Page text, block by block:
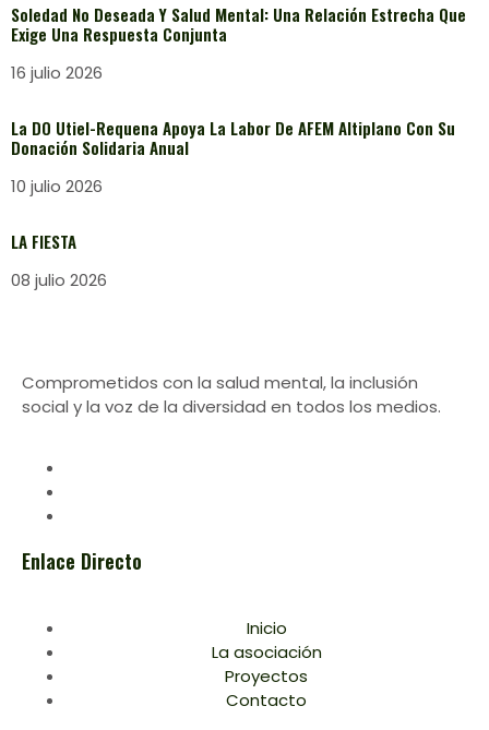
Soledad No Deseada Y Salud Mental: Una Relación Estrecha Que
Exige Una Respuesta Conjunta
16 julio 2026
La DO Utiel-Requena Apoya La Labor De AFEM Altiplano Con Su
Donación Solidaria Anual
10 julio 2026
LA FIESTA
08 julio 2026
Comprometidos con la salud mental, la inclusión
social y la voz de la diversidad en todos los medios.
Enlace Directo
Inicio
La asociación
Proyectos
Contacto